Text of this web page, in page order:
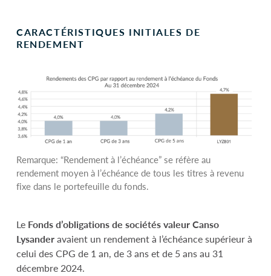
CARACTÉRISTIQUES INITIALES DE
RENDEMENT
Remarque: “Rendement à l’échéance” se réfère au
rendement moyen à l’échéance de tous les titres à revenu
fixe dans le portefeuille du fonds.
Le Fonds d’obligations de sociétés valeur Canso
Lysanderavaient un rendement à l’échéance supérieur à
celui des CPG de 1 an, de 3 ans et de 5 ans au 31
décembre 2024.